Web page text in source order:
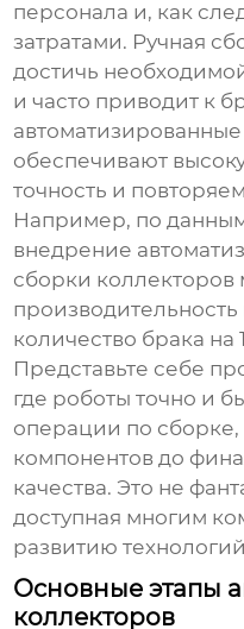
персонала и, как
затратами. Ручная
достичь
и часто приводит к
обеспечивают
точность и
Например, по
внедрение
сборки коллекторов
производительность
количество брака на
Представьте себе
где роботы точно и
операции по сборке,
компонентов до
качества. Это не
доступная многим
развитию
Основные этапы
коллекторов